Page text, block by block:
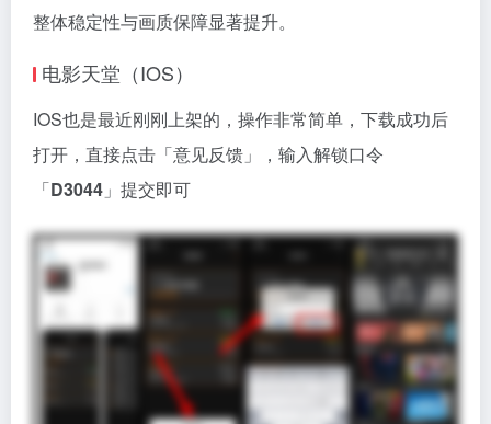
整体稳定性与画质保障显著提升。
电影天堂（IOS）
IOS也是最近刚刚上架的，操作非常简单，下载成功后
打开，直接点击「意见反馈」，输入解锁口令
「D3044 」提交即可